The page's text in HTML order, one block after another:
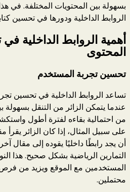
بسهولة بين المحتويات المختلفة. في
الروابط الداخلية ودورها في تحسين
أهمية الروابط الداخلية
المحتوى
تحسين تجربة المستخدم
تساعد الروابط الداخلية في تحسين
عندما يتمكن الزائر من التنقل
من احتمالية بقاءه لفترة أطول
على سبيل المثال، إذا كان الزائر يقرأ
أن يجد رابطًا داخليًا يقوده إلى مقال
التمارين الرياضية بشكل صحيح. هذا
المستخدمين مع الموقع ويزيد من فرص
محتملين.